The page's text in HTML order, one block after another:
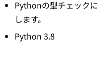
Pythonの型チェック
します。
Python 3.8